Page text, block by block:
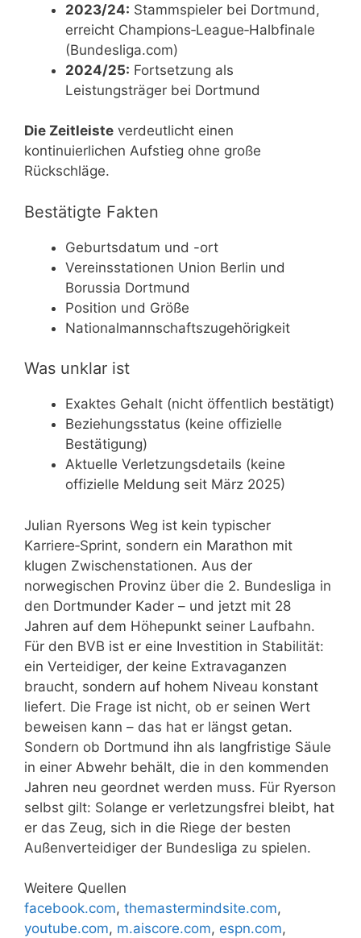
2023/24: Stammspieler bei Dortmund,
erreicht Champions‑League‑Halbfinale
(Bundesliga.com)
2024/25: Fortsetzung als
Leistungsträger bei Dortmund
Die Zeitleiste verdeutlicht einen
kontinuierlichen Aufstieg ohne große
Rückschläge.
Bestätigte Fakten
Geburtsdatum und -ort
Vereinsstationen Union Berlin und
Borussia Dortmund
Position und Größe
Nationalmannschaftszugehörigkeit
Was unklar ist
Exaktes Gehalt (nicht öffentlich bestätigt)
Beziehungsstatus (keine offizielle
Bestätigung)
Aktuelle Verletzungsdetails (keine
offizielle Meldung seit März 2025)
Julian Ryersons Weg ist kein typischer
Karriere‑Sprint, sondern ein Marathon mit
klugen Zwischenstationen. Aus der
norwegischen Provinz über die 2. Bundesliga in
den Dortmunder Kader – und jetzt mit 28
Jahren auf dem Höhepunkt seiner Laufbahn.
Für den BVB ist er eine Investition in Stabilität:
ein Verteidiger, der keine Extravaganzen
braucht, sondern auf hohem Niveau konstant
liefert. Die Frage ist nicht, ob er seinen Wert
beweisen kann – das hat er längst getan.
Sondern ob Dortmund ihn als langfristige Säule
in einer Abwehr behält, die in den kommenden
Jahren neu geordnet werden muss. Für Ryerson
selbst gilt: Solange er verletzungsfrei bleibt, hat
er das Zeug, sich in die Riege der besten
Außenverteidiger der Bundesliga zu spielen.
Weitere Quellen
facebook.com, themastermindsite.com,
youtube.com, m.aiscore.com, espn.com,